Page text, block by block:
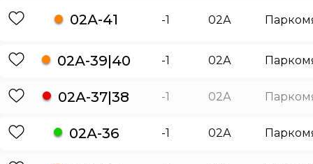
02А-41 -1 02А
02А-39|40 -1 02А
02А-37|38 -1 02А
02А-36 -1 02А